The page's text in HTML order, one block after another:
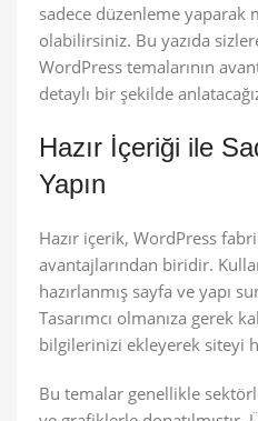
sadece düzenleme
olabilirsiniz. Bu yazıda
WordPress temalarının
detaylı bir şekilde
Hazır İçeriği ile
Yapın
Hazır içerik, WordPress
avantajlarından biridir.
hazırlanmış sayfa ve yapı
Tasarımcı olmanıza gerek
bilgilerinizi ekleyerek siteyi
Bu temalar genellikle